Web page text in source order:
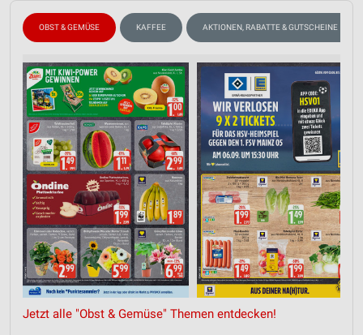
OBST & GEMÜSE KAFFEE AKTIONEN, RABATTE & GUTSCHEINE
Jetzt alle "Obst & Gemüse" Themen entdecken!